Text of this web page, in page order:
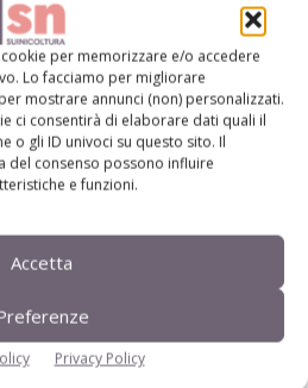
per memorizzare e/o accedere
Lo facciamo per migliorare
mostrare annunci (non) personalizzati.
ci consentirà di elaborare dati quali il
o gli ID univoci su questo sito. Il
del consenso possono influire
e funzioni.
Accetta
Privacy Policy
Manlio Palei